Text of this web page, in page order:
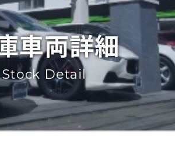
車両詳細
Stock Detail